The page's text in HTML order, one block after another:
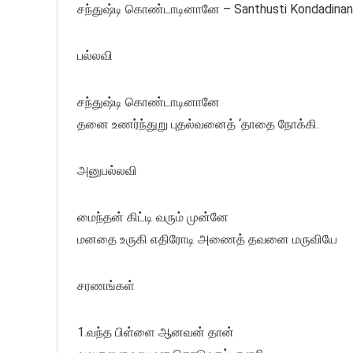
சந்துஷ்டி கொண்டாடினானே – Santhusti
பல்லவி
சந்துஷ்டி கொண்டாடினானே
தனை உணர்ந்துறு புதல்வனைத் ‘தாதை நோக்கி.
அனுபல்லவி
மைந்தன் கிட்டி வரும் முன்னே
மனதை உருகி எதிரோடி அணைத் தவனை மருவியே
சரணங்கள்
1.வந்த பிள்ளை ஆனவன் தான்